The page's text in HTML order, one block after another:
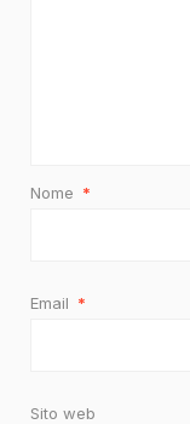
Nome *
Email *
Sito web